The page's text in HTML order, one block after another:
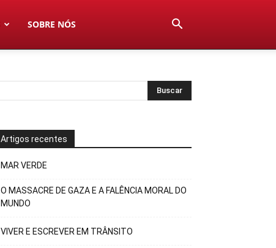
SOBRE NÓS
Artigos recentes
MAR VERDE
O MASSACRE DE GAZA E A FALÊNCIA MORAL DO
MUNDO
VIVER E ESCREVER EM TRÂNSITO